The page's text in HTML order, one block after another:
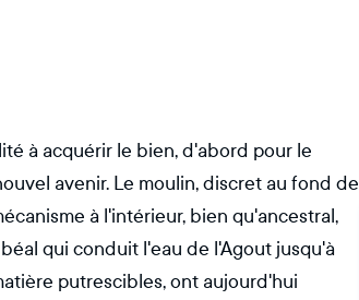
à acquérir le bien, d'abord pour le
avenir. Le moulin, discret au fond de
à l'intérieur, bien qu'ancestral,
qui conduit l'eau de l'Agout jusqu'à
putrescibles, ont aujourd'hui